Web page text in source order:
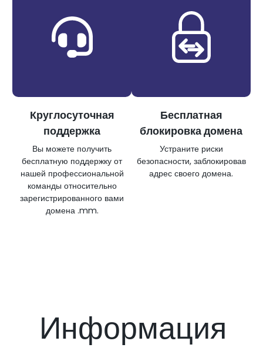
Круглосуточная
поддержка
Вы можете получить
бесплатную поддержку от
нашей профессиональной
команды относительно
зарегистрированного вами
домена .mm.
Бесплатная
блокировка домена
Устраните риски
безопасности, заблокировав
адрес своего домена.
Информация